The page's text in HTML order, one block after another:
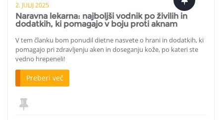
2. JULIJ 2025
Naravna lekarna: najboljši vodnik po živilih in
dodatkih, ki pomagajo v boju proti aknam
V tem članku bom ponudil dietne nasvete o hrani in dodatkih, ki
pomagajo pri zdravljenju aken in doseganju kože, po kateri ste
vedno hrepeneli!
Preberi več